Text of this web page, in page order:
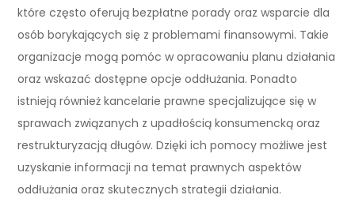
które często oferują bezpłatne porady oraz wsparcie dla
osób borykających się z problemami finansowymi. Takie
organizacje mogą pomóc w opracowaniu planu działania
oraz wskazać dostępne opcje oddłużania. Ponadto
istnieją również kancelarie prawne specjalizujące się w
sprawach związanych z upadłością konsumencką oraz
restrukturyzacją długów. Dzięki ich pomocy możliwe jest
uzyskanie informacji na temat prawnych aspektów
oddłużania oraz skutecznych strategii działania.